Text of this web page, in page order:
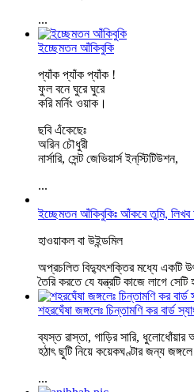
...
ইচ্ছেমতন আঁকিবুকি
প্যাঁক প্যাঁক প্যাঁক !
ফুল বনে ঘুরে ঘুরে
করি মর্নিং ওয়াক।
ছবি এঁকেছেঃ
অরিন চৌধুরী
নার্সারি, সেন্ট জেভিয়ার্স ইন্‌স্টিটিউশন,
...
ইচ্ছেমতন আঁকিবুকিঃ আঁকবে তুমি, লিখব
হাওয়াকল বা উইন্ডমিল
অপ্রচলিত বিদ্যুৎশক্তির মধ্যে একটি
তৈরি করতে যে যন্ত্রটি কাজে লাগে সেটি
শহরঘেঁষা জঙ্গলেঃ চিন্তামণি কর বার্ড
ব্যস্ত রাস্তা, গাড়ির সারি,
হঠাৎ ছুটি নিয়ে কয়েকঘণ্টার জন্য
...